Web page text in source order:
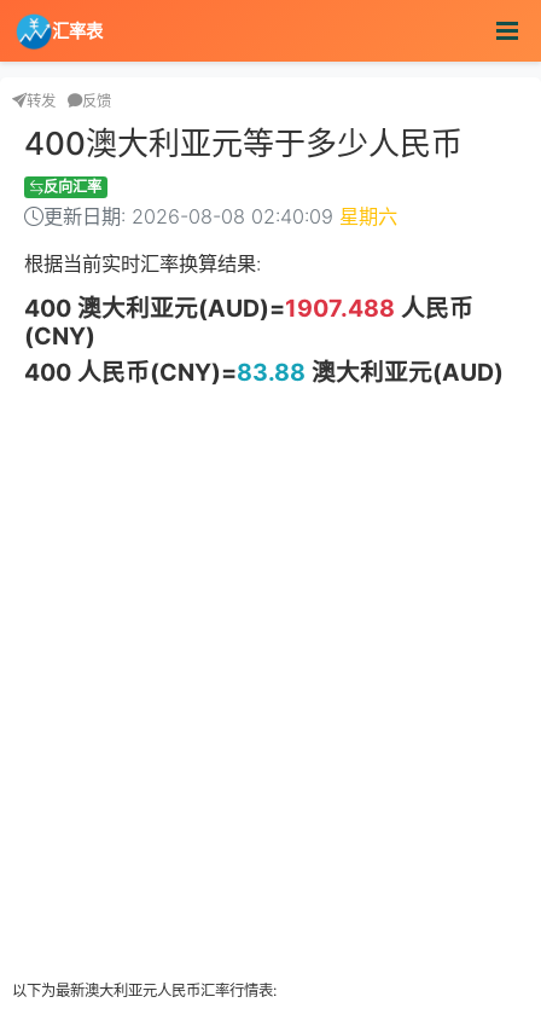
汇率表
转发 反馈
400澳大利亚元等于多少人民币
反向汇率
更新日期: 2026-08-08 02:40:09 星期六
根据当前实时汇率换算结果:
400 澳大利亚元(AUD)=1907.488 人民币
(CNY)
400 人民币(CNY)=83.88 澳大利亚元(AUD)
以下为最新澳大利亚元人民币汇率行情表: